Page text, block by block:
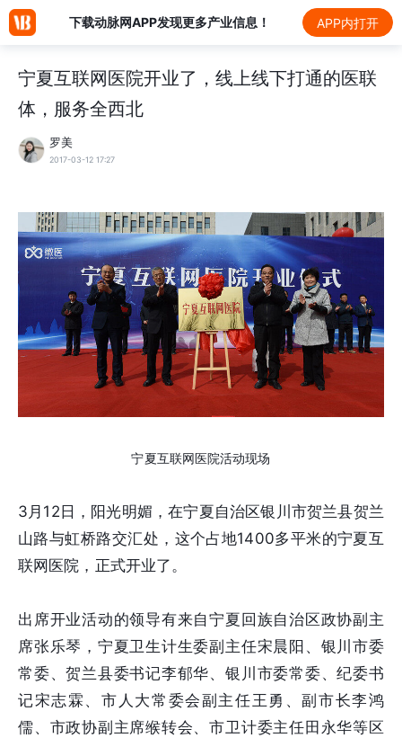
下载动脉网APP发现更多产业信息！ APP内打开
宁夏互联网医院开业了，线上线下打通的医联
体，服务全西北
罗美
2017-03-12 17:27
宁夏互联网医院活动现场
3月12日，阳光明媚，在宁夏自治区银川市贺兰县贺兰
山路与虹桥路交汇处，这个占地1400多平米的宁夏互
联网医院，正式开业了。
出席开业活动的领导有来自宁夏回族自治区政协副主
席张乐琴，宁夏卫生计生委副主任宋晨阳、银川市委
常委、贺兰县委书记李郁华、银川市委常委、纪委书
记宋志霖、市人大常委会副主任王勇、副市长李鸿
儒、市政协副主席缑转会、市卫计委主任田永华等区